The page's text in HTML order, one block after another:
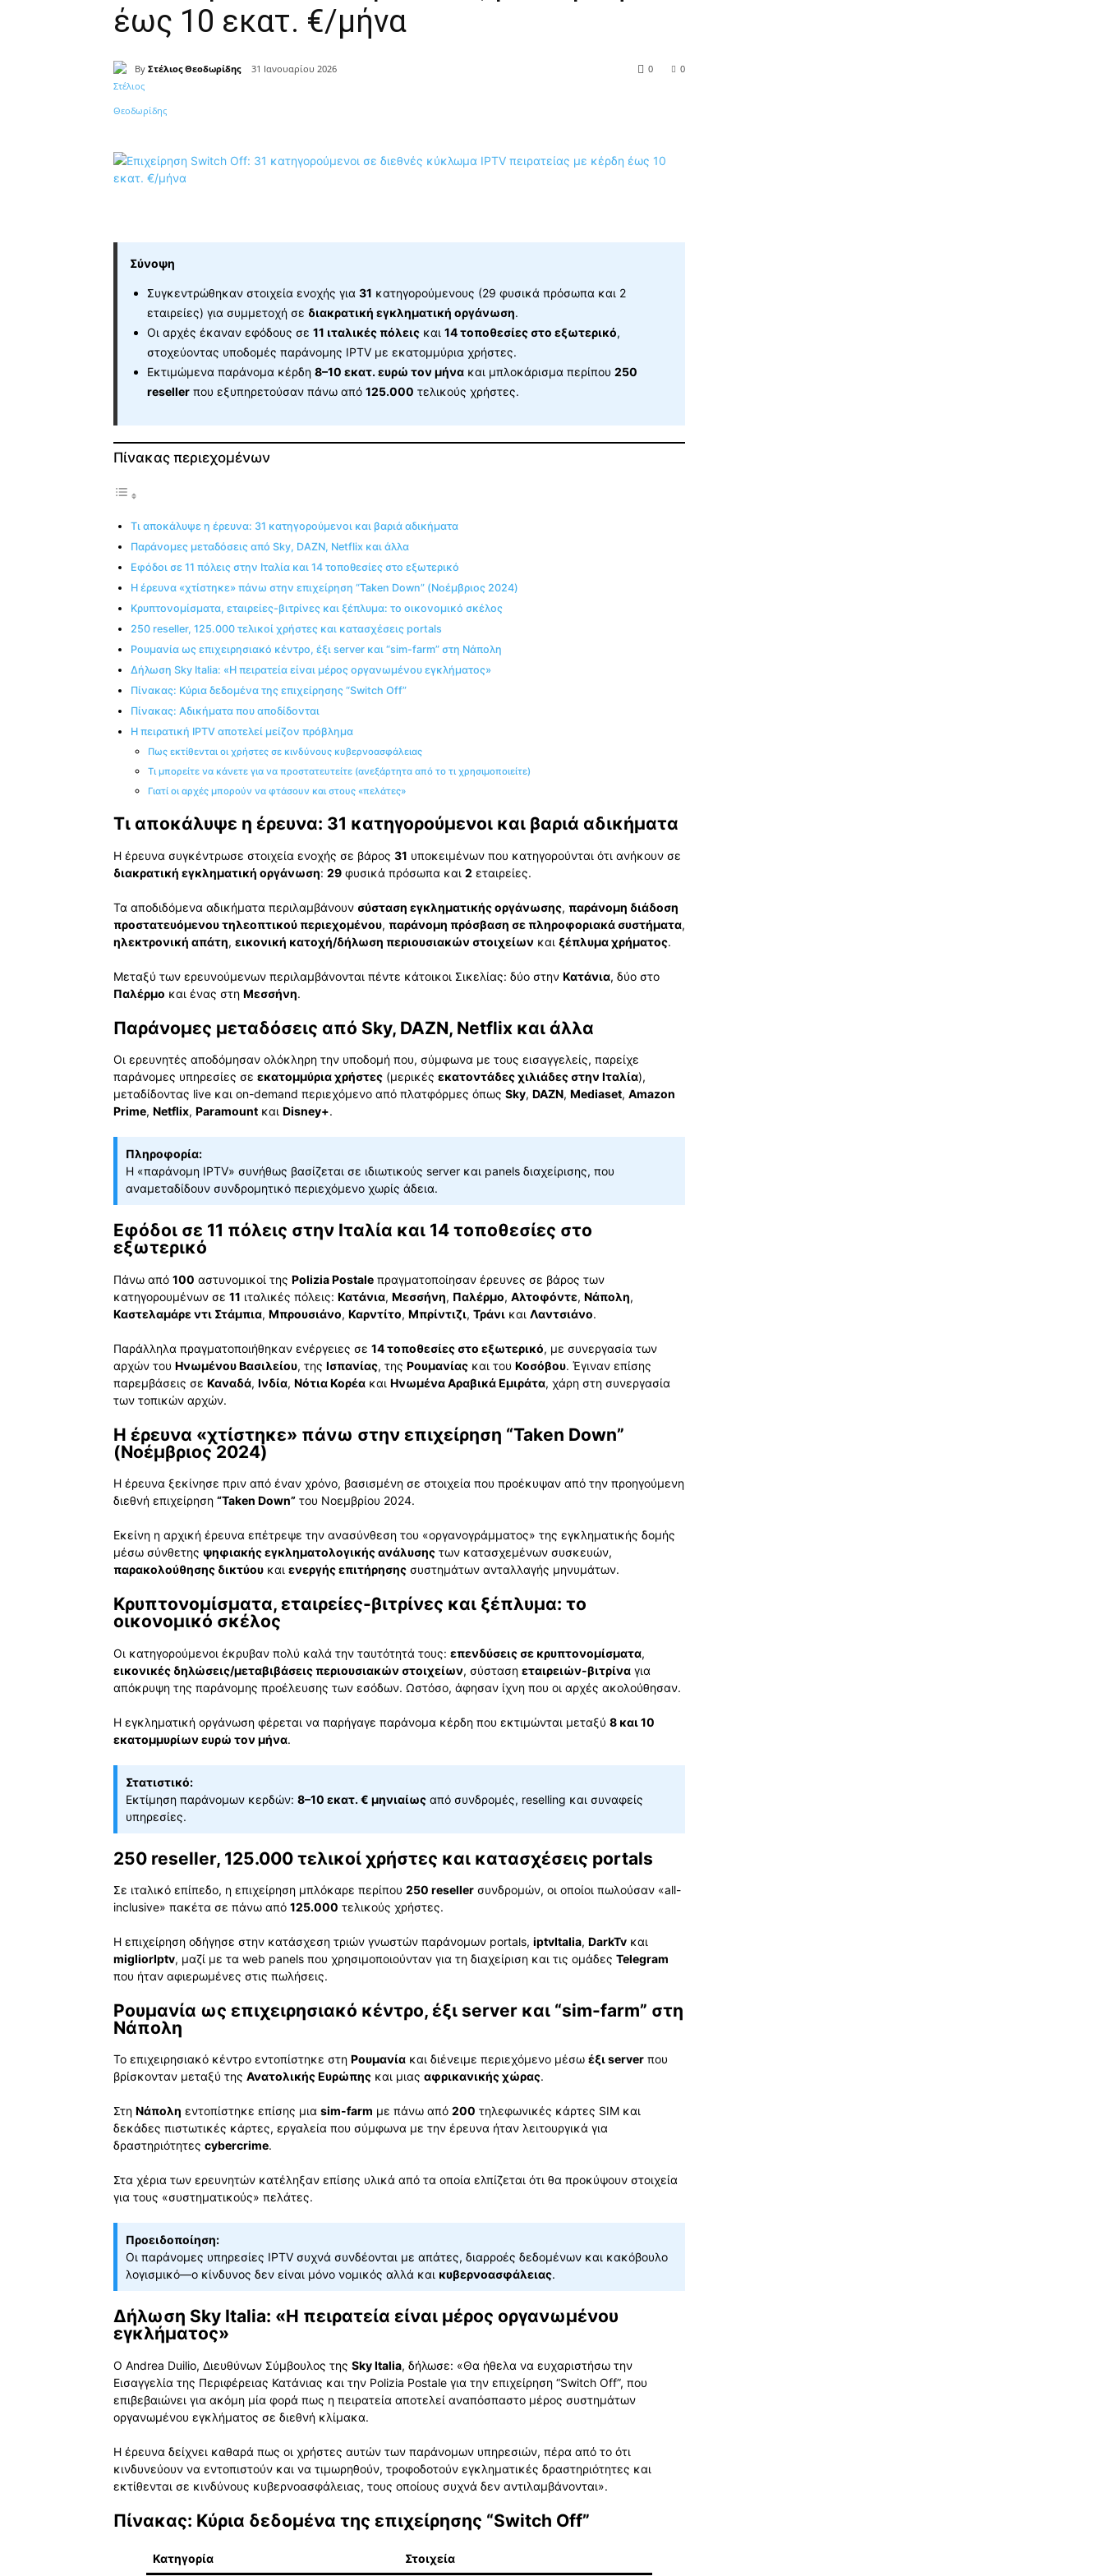
έως 10 εκατ. €/μήνα
By Στέλιος Θεοδωρίδης 31 Ιανουαρίου 2026 0
0
Κοινοποίηση
Σύνοψη
Συγκεντρώθηκαν στοιχεία ενοχής για 31 κατηγορούμενους (29 φυσικά πρόσωπα και 2
εταιρείες) για συμμετοχή σε διακρατική εγκληματική οργάνωση.
Οι αρχές έκαναν εφόδους σε 11 ιταλικές πόλεις και 14 τοποθεσίες στο εξωτερικό,
στοχεύοντας υποδομές παράνομης IPTV με εκατομμύρια χρήστες.
Εκτιμώμενα παράνομα κέρδη 8–10 εκατ. ευρώ τον μήνα και μπλοκάρισμα περίπου 250
reseller που εξυπηρετούσαν πάνω από 125.000 τελικούς χρήστες.
Πίνακας περιεχομένων
Τι αποκάλυψε η έρευνα: 31 κατηγορούμενοι και βαριά αδικήματα
Παράνομες μεταδόσεις από Sky, DAZN, Netflix και άλλα
Εφόδοι σε 11 πόλεις στην Ιταλία και 14 τοποθεσίες στο εξωτερικό
Η έρευνα «χτίστηκε» πάνω στην επιχείρηση “Taken Down” (Νοέμβριος 2024)
Κρυπτονομίσματα, εταιρείες-βιτρίνες και ξέπλυμα: το οικονομικό σκέλος
250 reseller, 125.000 τελικοί χρήστες και κατασχέσεις portals
Ρουμανία ως επιχειρησιακό κέντρο, έξι server και “sim-farm” στη Νάπολη
Δήλωση Sky Italia: «Η πειρατεία είναι μέρος οργανωμένου εγκλήματος»
Πίνακας: Κύρια δεδομένα της επιχείρησης “Switch Off”
Πίνακας: Αδικήματα που αποδίδονται
Η πειρατική IPTV αποτελεί μείζον πρόβλημα
Πως εκτίθενται οι χρήστες σε κινδύνους κυβερνοασφάλειας
Τι μπορείτε να κάνετε για να προστατευτείτε (ανεξάρτητα από το τι χρησιμοποιείτε)
Γιατί οι αρχές μπορούν να φτάσουν και στους «πελάτες»
Τι αποκάλυψε η έρευνα: 31 κατηγορούμενοι και βαριά αδικήματα
Η έρευνα συγκέντρωσε στοιχεία ενοχής σε βάρος 31 υποκειμένων που κατηγορούνται ότι ανήκουν σε
διακρατική εγκληματική οργάνωση: 29 φυσικά πρόσωπα και 2 εταιρείες.
Τα αποδιδόμενα αδικήματα περιλαμβάνουν σύσταση εγκληματικής οργάνωσης, παράνομη διάδοση
προστατευόμενου τηλεοπτικού περιεχομένου, παράνομη πρόσβαση σε πληροφοριακά συστήματα,
ηλεκτρονική απάτη, εικονική κατοχή/δήλωση περιουσιακών στοιχείων και ξέπλυμα χρήματος.
Μεταξύ των ερευνούμενων περιλαμβάνονται πέντε κάτοικοι Σικελίας: δύο στην Κατάνια, δύο στο
Παλέρμο και ένας στη Μεσσήνη.
Παράνομες μεταδόσεις από Sky, DAZN, Netflix και άλλα
Οι ερευνητές αποδόμησαν ολόκληρη την υποδομή που, σύμφωνα με τους εισαγγελείς, παρείχε
παράνομες υπηρεσίες σε εκατομμύρια χρήστες (μερικές εκατοντάδες χιλιάδες στην Ιταλία),
μεταδίδοντας live και on-demand περιεχόμενο από πλατφόρμες όπως Sky, DAZN, Mediaset, Amazon
Prime, Netflix, Paramount και Disney+.
Πληροφορία:
Η «παράνομη IPTV» συνήθως βασίζεται σε ιδιωτικούς server και panels διαχείρισης, που
αναμεταδίδουν συνδρομητικό περιεχόμενο χωρίς άδεια.
Εφόδοι σε 11 πόλεις στην Ιταλία και 14 τοποθεσίες στο
εξωτερικό
Πάνω από 100 αστυνομικοί της Polizia Postale πραγματοποίησαν έρευνες σε βάρος των
κατηγορουμένων σε 11 ιταλικές πόλεις: Κατάνια, Μεσσήνη, Παλέρμο, Αλτοφόντε, Νάπολη,
Καστελαμάρε ντι Στάμπια, Μπρουσιάνο, Καρντίτο, Μπρίντιζι, Τράνι και Λαντσιάνο.
Παράλληλα πραγματοποιήθηκαν ενέργειες σε 14 τοποθεσίες στο εξωτερικό, με συνεργασία των
αρχών του Ηνωμένου Βασιλείου, της Ισπανίας, της Ρουμανίας και του Κοσόβου. Έγιναν επίσης
παρεμβάσεις σε Καναδά, Ινδία, Νότια Κορέα και Ηνωμένα Αραβικά Εμιράτα, χάρη στη συνεργασία
των τοπικών αρχών.
Η έρευνα «χτίστηκε» πάνω στην επιχείρηση “Taken Down”
(Νοέμβριος 2024)
Η έρευνα ξεκίνησε πριν από έναν χρόνο, βασισμένη σε στοιχεία που προέκυψαν από την προηγούμενη
διεθνή επιχείρηση “Taken Down” του Νοεμβρίου 2024.
Εκείνη η αρχική έρευνα επέτρεψε την ανασύνθεση του «οργανογράμματος» της εγκληματικής δομής
μέσω σύνθετης ψηφιακής εγκληματολογικής ανάλυσης των κατασχεμένων συσκευών,
παρακολούθησης δικτύου και ενεργής επιτήρησης συστημάτων ανταλλαγής μηνυμάτων.
Κρυπτονομίσματα, εταιρείες-βιτρίνες και ξέπλυμα: το
οικονομικό σκέλος
Οι κατηγορούμενοι έκρυβαν πολύ καλά την ταυτότητά τους: επενδύσεις σε κρυπτονομίσματα,
εικονικές δηλώσεις/μεταβιβάσεις περιουσιακών στοιχείων, σύσταση εταιρειών-βιτρίνα για
απόκρυψη της παράνομης προέλευσης των εσόδων. Ωστόσο, άφησαν ίχνη που οι αρχές ακολούθησαν.
Η εγκληματική οργάνωση φέρεται να παρήγαγε παράνομα κέρδη που εκτιμώνται μεταξύ 8 και 10
εκατομμυρίων ευρώ τον μήνα.
Στατιστικό:
Εκτίμηση παράνομων κερδών: 8–10 εκατ. € μηνιαίως από συνδρομές, reselling και συναφείς
υπηρεσίες.
250 reseller, 125.000 τελικοί χρήστες και κατασχέσεις portals
Σε ιταλικό επίπεδο, η επιχείρηση μπλόκαρε περίπου 250 reseller συνδρομών, οι οποίοι πωλούσαν «all-
inclusive» πακέτα σε πάνω από 125.000 τελικούς χρήστες.
Η επιχείρηση οδήγησε στην κατάσχεση τριών γνωστών παράνομων portals, iptvItalia, DarkTv και
migliorIptv, μαζί με τα web panels που χρησιμοποιούνταν για τη διαχείριση και τις ομάδες Telegram
που ήταν αφιερωμένες στις πωλήσεις.
Ρουμανία ως επιχειρησιακό κέντρο, έξι server και “sim-farm” στη
Νάπολη
Το επιχειρησιακό κέντρο εντοπίστηκε στη Ρουμανία και διένειμε περιεχόμενο μέσω έξι server που
βρίσκονταν μεταξύ της Ανατολικής Ευρώπης και μιας αφρικανικής χώρας.
Στη Νάπολη εντοπίστηκε επίσης μια sim-farm με πάνω από 200 τηλεφωνικές κάρτες SIM και
δεκάδες πιστωτικές κάρτες, εργαλεία που σύμφωνα με την έρευνα ήταν λειτουργικά για
δραστηριότητες cybercrime.
Στα χέρια των ερευνητών κατέληξαν επίσης υλικά από τα οποία ελπίζεται ότι θα προκύψουν στοιχεία
για τους «συστηματικούς» πελάτες.
Προειδοποίηση:
Οι παράνομες υπηρεσίες IPTV συχνά συνδέονται με απάτες, διαρροές δεδομένων και κακόβουλο
λογισμικό—ο κίνδυνος δεν είναι μόνο νομικός αλλά και κυβερνοασφάλειας.
Δήλωση Sky Italia: «Η πειρατεία είναι μέρος οργανωμένου
εγκλήματος»
Ο Andrea Duilio, Διευθύνων Σύμβουλος της Sky Italia, δήλωσε: «Θα ήθελα να ευχαριστήσω την
Εισαγγελία της Περιφέρειας Κατάνιας και την Polizia Postale για την επιχείρηση “Switch Off”, που
επιβεβαιώνει για ακόμη μία φορά πως η πειρατεία αποτελεί αναπόσπαστο μέρος συστημάτων
οργανωμένου εγκλήματος σε διεθνή κλίμακα.
Η έρευνα δείχνει καθαρά πως οι χρήστες αυτών των παράνομων υπηρεσιών, πέρα από το ότι
κινδυνεύουν να εντοπιστούν και να τιμωρηθούν, τροφοδοτούν εγκληματικές δραστηριότητες και
εκτίθενται σε κινδύνους κυβερνοασφάλειας, τους οποίους συχνά δεν αντιλαμβάνονται».
Πίνακας: Κύρια δεδομένα της επιχείρησης “Switch Off”
Κατηγορία Στοιχεία